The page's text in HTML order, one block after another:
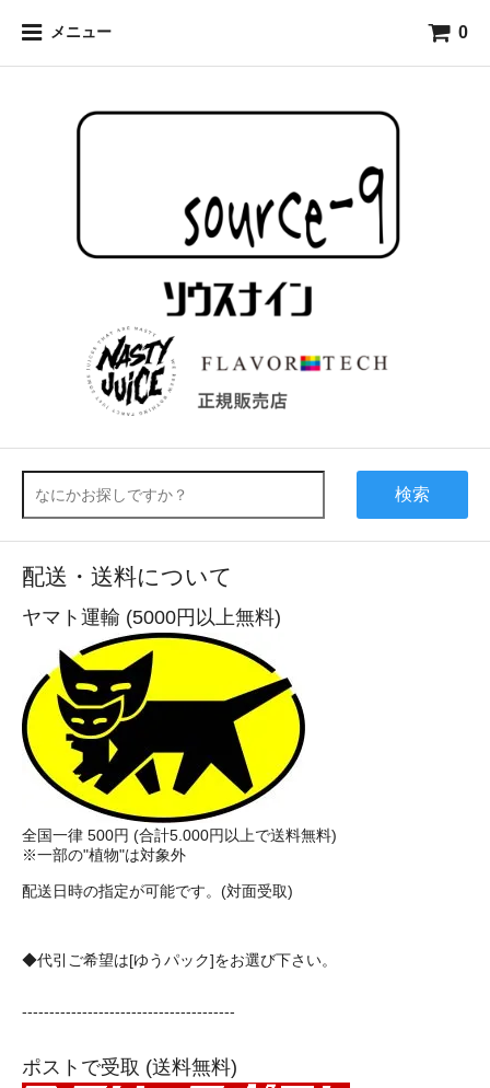
メニュー 0
検索
配送・送料について
ヤマト運輸 (5000円以上無料)
全国一律 500円 (合計5.000円以上で送料無料)
※一部の"植物"は対象外
配送日時の指定が可能です。(対面受取)
◆代引ご希望は[ゆうパック]をお選び下さい。
---------------------------------------
ポストで受取 (送料無料)